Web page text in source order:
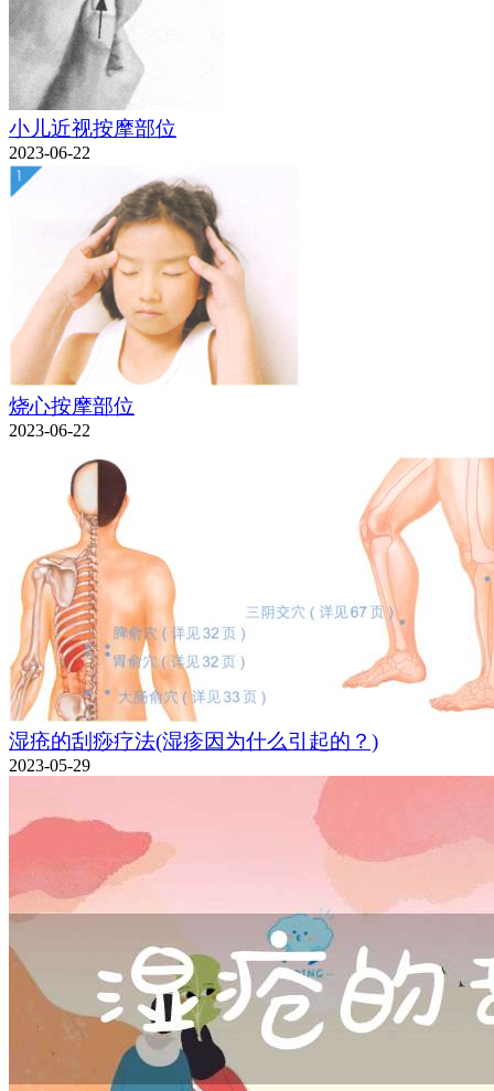
小儿近视按摩部位
2023-06-22
烧心按摩部位
2023-06-22
湿疮的刮痧疗法(湿疹因为什么引起的？)
2023-05-29